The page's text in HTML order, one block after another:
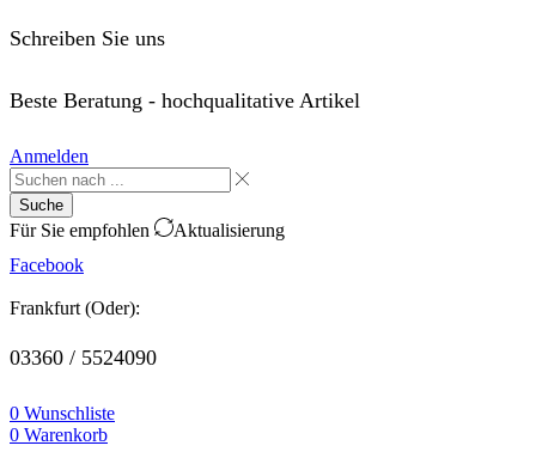
Schreiben Sie uns
Beste Beratung - hochqualitative Artikel
Anmelden
Suche
Für Sie empfohlen
Aktualisierung
Facebook
Frankfurt (Oder):
03360 / 5524090
0 Wunschliste
0 Warenkorb